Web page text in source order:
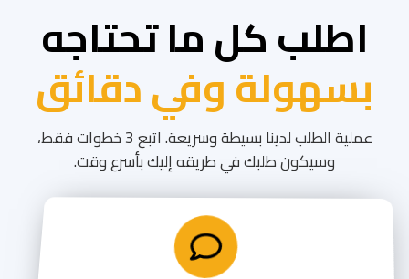
اطلب كل ما تحتاجه
بسهولة وفي دقائق
عملية الطلب لدينا بسيطة وسريعة. اتبع 3 خطوات فقط،
وسيكون طلبك في طريقه إليك بأسرع وقت.